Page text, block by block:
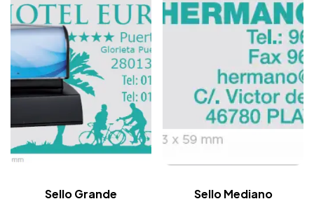
Sello Grande Sello Mediano